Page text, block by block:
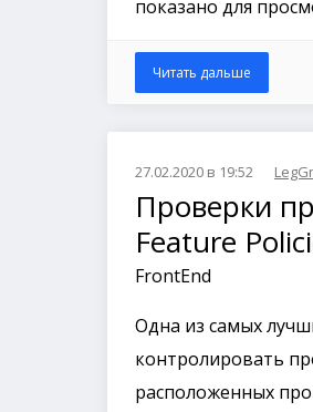
показано для
Читать дальше
27.02.2020 в 19:52
Проверки
Feature
FrontEnd
Одна из самых
контролировать
расположенных